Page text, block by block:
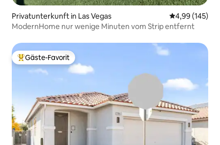
Privatunterkunft in Las Vegas
4,99 (145)
ModernHome nur wenige Minuten vom Strip entfernt
Beliebter Gäste-Favorit.
Gäste-Favorit